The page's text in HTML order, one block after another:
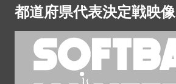
都道府県代表決定戦映像